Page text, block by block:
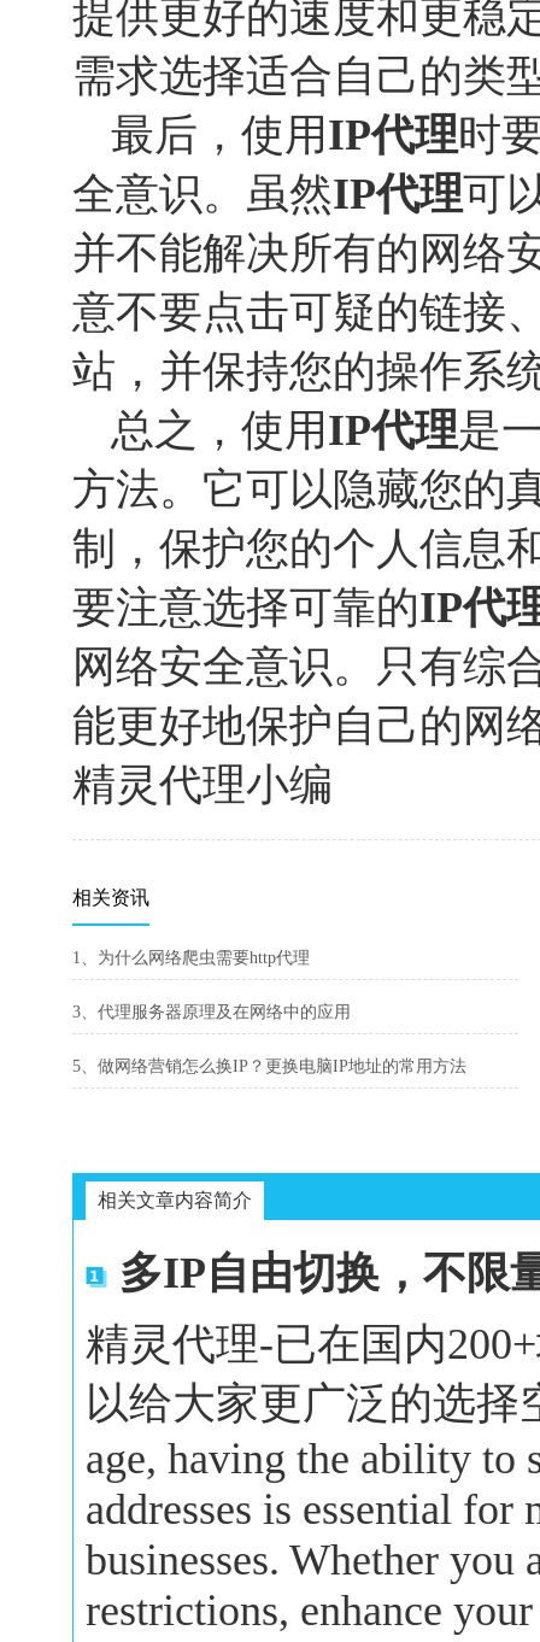
提供更好的速度和更稳
需求选择适合自己的类
最后，使用IP代理时
全意识。虽然IP代理可
并不能解决所有的网络
意不要点击可疑的链接
站，并保持您的操作系
总之，使用IP代理是
方法。它可以隐藏您的
制，保护您的个人信息
要注意选择可靠的IP代
网络安全意识。只有综
能更好地保护自己的网
精灵代理小编
相关资讯
1、为什么网络爬虫需要http代理
3、代理服务器原理及在网络中的应用
5、做网络营销怎么换IP？更换电脑IP地址的常用方法
相关文章内容简介
多IP自由切换，不限
精灵代理-已在国内
以给大家更广泛的选择
age, having the ability to
addresses is essential
businesses. Whether you
restrictions, enhance